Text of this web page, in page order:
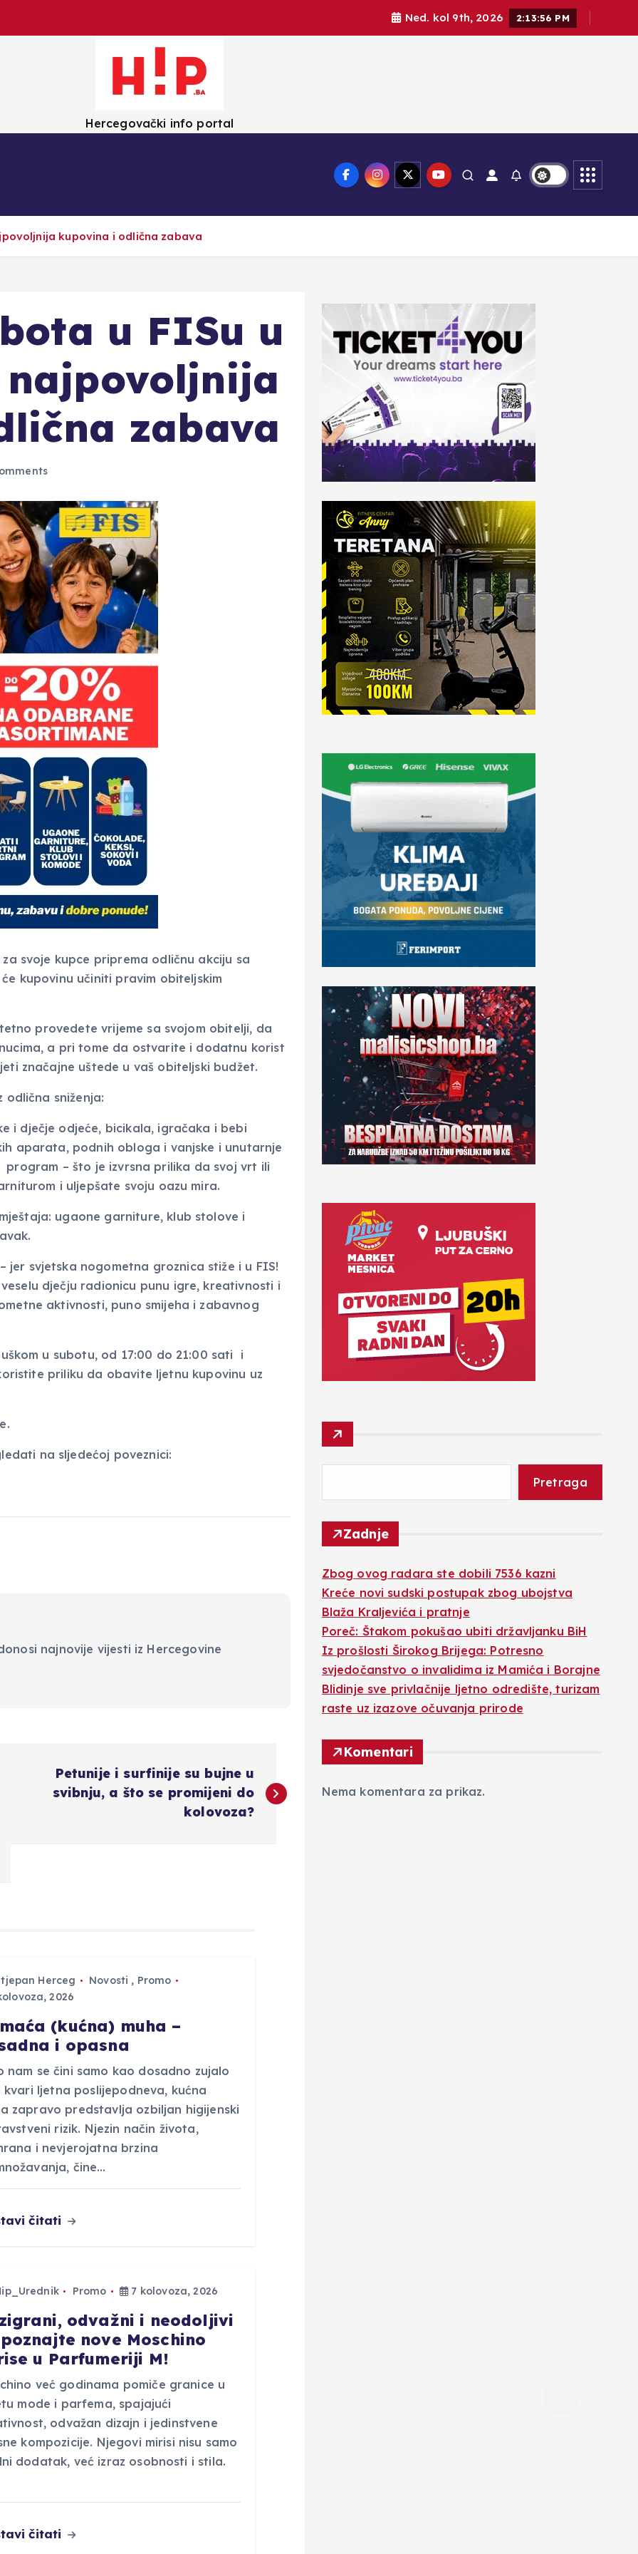
Ned. kol 9th, 2026 2:13:57 PM
Hercegovački info portal
kupovina i odlična zabava
u FISu u
najpovoljnija
zabava
svoje kupce priprema odličnu akciju sa
kupovinu učiniti pravim obiteljskim
provedete vrijeme sa svojom obitelji, da
a pri tome da ostvarite i dodatnu korist
značajne uštede u vaš obiteljski budžet.
odlična sniženja:
i dječje odjeće, bicikala, igračaka i bebi
aparata, podnih obloga i vanjske i unutarnje
– što je izvrsna prilika da svoj vrt ili
i uljepšate svoju oazu mira.
ugaone garniture, klub stolove i
jer svjetska nogometna groznica stiže i u FIS!
dječju radionicu punu igre, kreativnosti i
aktivnosti, puno smijeha i zabavnog
u subotu, od 17:00 do 21:00 sati i
priliku da obavite ljetnu kupovinu uz
na sljedećoj poveznici:
najnovije vijesti iz Hercegovine
Petunije i surfinije su bujne u
svibnju, a što se promijeni do
kolovoza?
Herceg Novosti , Promo
2026
(kućna) muha –
i opasna
nam se čini samo kao dosadno zujalo
kvari ljetna poslijepodneva, kućna
zapravo predstavlja ozbiljan higijenski
rizik. Njezin način života,
i nevjerojatna brzina
čine…
čitati
Promo 7 kolovoza, 2026
odvažni i neodoljivi
nove Moschino
u Parfumeriji M!
već godinama pomiče granice u
mode i parfema, spajajući
odvažan dizajn i jedinstvene
kompozicije. Njegovi mirisi nisu samo
dodatak, već izraz osobnosti i stila.
čitati
Pretraga
Zadnje
Zbog ovog radara ste dobili 7536 kazni
Kreće novi sudski postupak zbog ubojstva
Blaža Kraljevića i pratnje
Poreč: Štakom pokušao ubiti državljanku BiH
Iz prošlosti Širokog Brijega: Potresno
svjedočanstvo o invalidima iz Mamića i Borajne
Blidinje sve privlačnije ljetno odredište, turizam
raste uz izazove očuvanja prirode
Komentari
Nema komentara za prikaz.